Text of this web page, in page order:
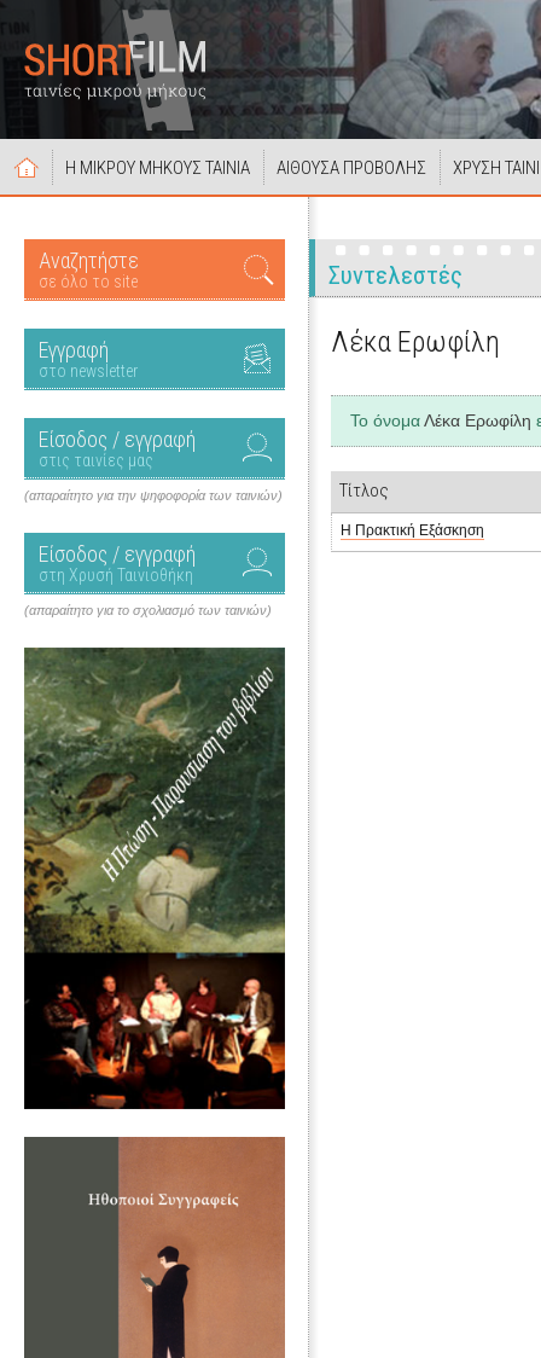
Η ΜΙΚΡΟΥ ΜΗΚΟΥΣ ΤΑΙΝΙΑ ΑΙΘΟΥΣΑ ΠΡΟΒΟΛΗΣ ΧΡΥΣΗ
Αναζητήστε
σε όλο το site
Εγγραφή
στο newsletter
Είσοδος / εγγραφή
στις ταινίες μας
(απαραίτητο για την ψηφοφορία των ταινιών)
Είσοδος / εγγραφή
στη Χρυσή Ταινιοθήκη
(απαραίτητο για το σχολιασμό των ταινιών)
Συντελεστές
Λέκα Ερωφίλη
Το όνομαΛέκα Ερωφίλη
Τίτλος
Η Πρακτική Εξάσκηση